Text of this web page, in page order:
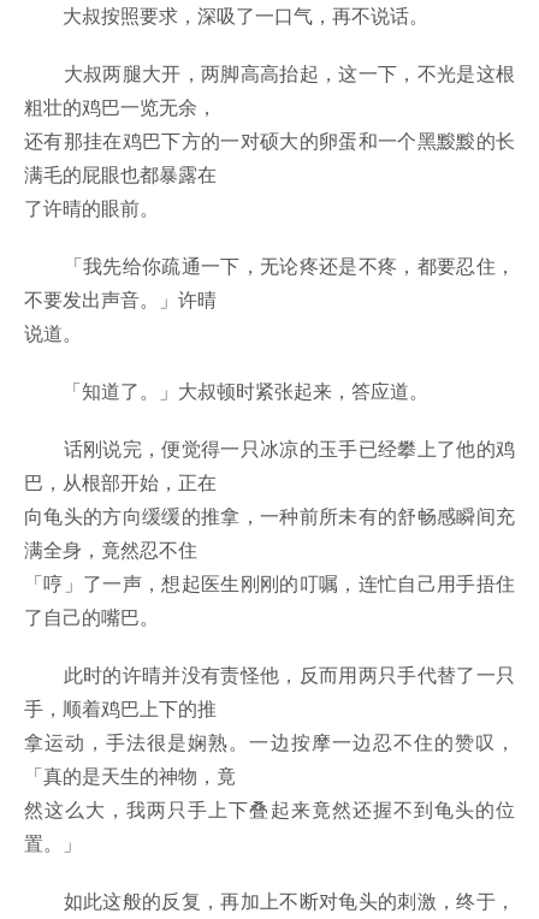
大叔按照要求，深吸了一口气，再不说话。
大叔两腿大开，两脚高高抬起，这一下，不光是这根
粗壮的鸡巴一览无余，
还有那挂在鸡巴下方的一对硕大的卵蛋和一个黑黢黢的长
满毛的屁眼也都暴露在
了许晴的眼前。
「我先给你疏通一下，无论疼还是不疼，都要忍住，
不要发出声音。」许晴
说道。
「知道了。」大叔顿时紧张起来，答应道。
话刚说完，便觉得一只冰凉的玉手已经攀上了他的鸡
巴，从根部开始，正在
向龟头的方向缓缓的推拿，一种前所未有的舒畅感瞬间充
满全身，竟然忍不住
「哼」了一声，想起医生刚刚的叮嘱，连忙自己用手捂住
了自己的嘴巴。
此时的许晴并没有责怪他，反而用两只手代替了一只
手，顺着鸡巴上下的推
拿运动，手法很是娴熟。一边按摩一边忍不住的赞叹，
「真的是天生的神物，竟
然这么大，我两只手上下叠起来竟然还握不到龟头的位
置。」
如此这般的反复，再加上不断对龟头的刺激，终于，